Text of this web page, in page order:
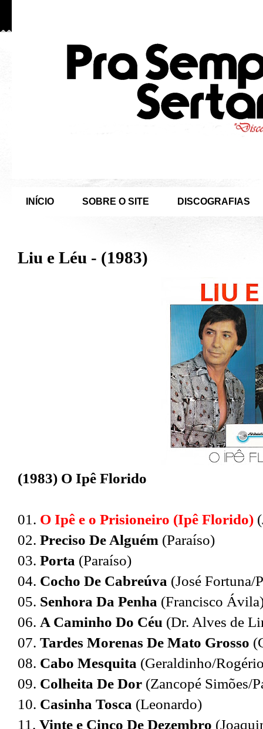
INÍCIO SOBRE O SITE DISCOGRAFIAS
Liu e Léu - (1983)
(1983) O Ipê Florido
01. O Ipê e o Prisioneiro (Ipê Florido)
02. Preciso De Alguém (Paraíso)
03. Porta (Paraíso)
04. Cocho De Cabreúva (José Fortuna/
05. Senhora Da Penha (Francisco
06. A Caminho Do Céu (Dr. Alves de
07. Tardes Morenas De Mato Grosso
08. Cabo Mesquita (Geraldinho/
09. Colheita De Dor (Zancopé Simões/
10. Casinha Tosca (Leonardo)
11. Vinte e Cinco De Dezembro